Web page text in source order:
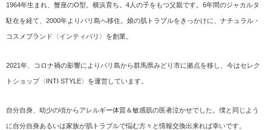
1964年生まれ、蟹座のO型。横浜育ち。4人の子をもつ父親です。6年間のジャカルタ
駐在を経て、2000年よりバリ島へ移住。娘の肌トラブルをきっかけに、ナチュラル・
コスメブランド〈インティバリ〉を創業。
2021年、コロナ禍の影響によりバリ島から群馬県みどり市に拠点を移し、今はセレク
トショップ〈INTI STYLE〉を運営しています。
自分自身、幼少の頃からアレルギー体質＆敏感肌の医者泣かせでした。僕と同じよう
に自分自身あるいは家族が肌トラブルで悩む方々と情報交換出来れば幸いです。